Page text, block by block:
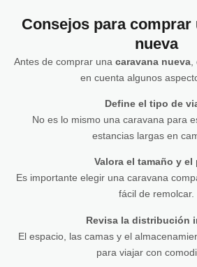
Consejos para comprar
nueva
Antes de comprar una caravana nueva
en cuenta algunos
Define el tipo de
No es lo mismo una caravana para
estancias largas en
Valora el tamaño y el
Es importante elegir una caravana
fácil de remolcar.
Revisa la distribución
El espacio, las camas y el
para viajar con